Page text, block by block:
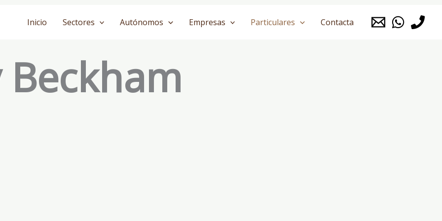
Inicio Sectores Autónomos Empresas Particulares Contacta
Beckham